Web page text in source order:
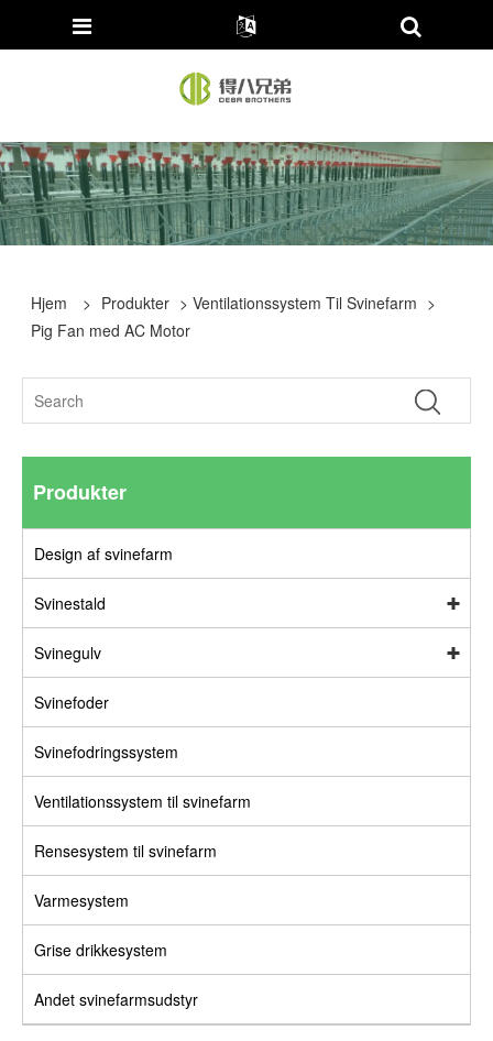
Hjem > Produkter >Ventilationssystem Til Svinefarm >
Pig Fan med AC Motor
Produkter
Design af svinefarm
Svinestald
Svinegulv
Svinefoder
Svinefodringssystem
Ventilationssystem til svinefarm
Rensesystem til svinefarm
Varmesystem
Grise drikkesystem
Andet svinefarmsudstyr